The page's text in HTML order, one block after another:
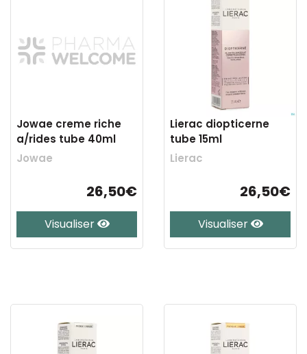
Jowae creme riche
a/rides tube 40ml
Jowae
26,50€
Visualiser
Lierac diopticerne
tube 15ml
Lierac
26,50€
Visualiser